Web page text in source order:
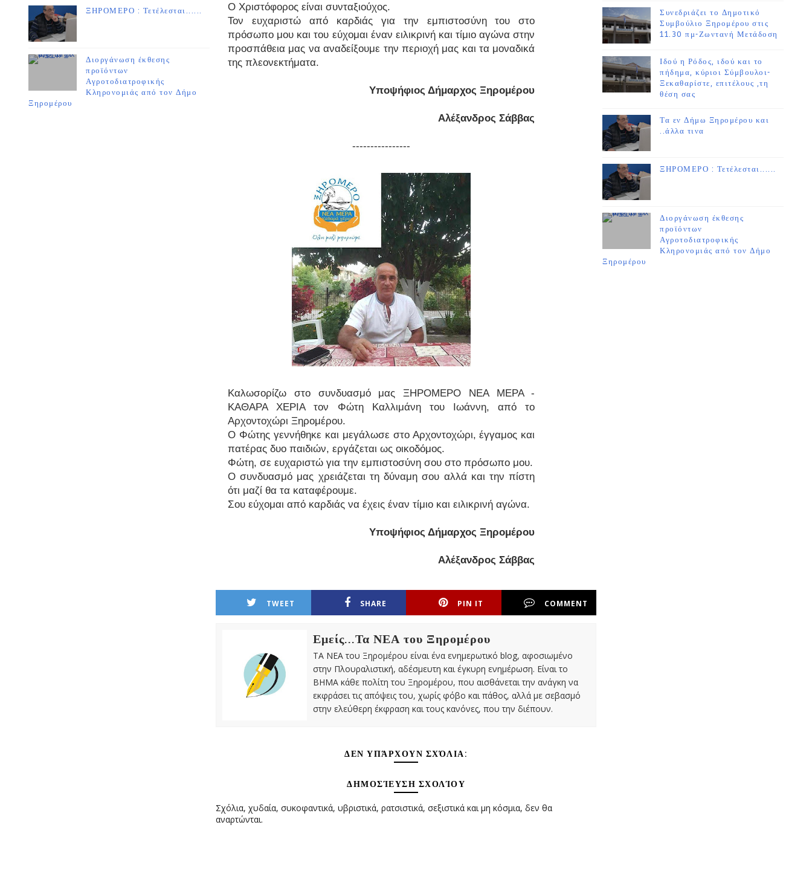
ΞΗΡΟΜΕΡΟ : Τετέλεσται......
Διοργάνωση έκθεσης
προϊόντων
Αγροτοδιατροφικής
Κληρονομιάς από τον Δήμο
Ξηρομέρου
Ο Χριστόφορος είναι συνταξιούχος.
Τον ευχαριστώ από καρδιάς για την εμπιστοσύνη του στο
πρόσωπο μου και του εύχομαι έναν ειλικρινή και τίμιο αγώνα στην
προσπάθεια μας να αναδείξουμε την περιοχή μας και τα μοναδικά
της πλεονεκτήματα.
Υποψήφιος Δήμαρχος Ξηρομέρου
Αλέξανδρος Σάββας
----------------
Καλωσορίζω στο συνδυασμό μας ΞΗΡΟΜΕΡΟ ΝΕΑ ΜΕΡΑ -
ΚΑΘΑΡΑ ΧΕΡΙΑ τον Φώτη Καλλιμάνη του Ιωάννη, από το
Αρχοντοχώρι Ξηρομέρου.
Ο Φώτης γεννήθηκε και μεγάλωσε στο Αρχοντοχώρι, έγγαμος και
πατέρας δυο παιδιών, εργάζεται ως οικοδόμος.
Φώτη, σε ευχαριστώ για την εμπιστοσύνη σου στο πρόσωπο μου.
Ο συνδυασμό μας χρειάζεται τη δύναμη σου αλλά και την πίστη
ότι μαζί θα τα καταφέρουμε.
Σου εύχομαι από καρδιάς να έχεις έναν τίμιο και ειλικρινή αγώνα.
Υποψήφιος Δήμαρχος Ξηρομέρου
Αλέξανδρος Σάββας
TWEET SHARE PIN IT COMMENT
Εμείς...Τα ΝΕΑ του Ξηρομέρου
ΤΑ ΝΕΑ του Ξηρομέρου είναι ένα ενημερωτικό blog, αφοσιωμένο
στην Πλουραλιστική, αδέσμευτη και έγκυρη ενημέρωση. Είναι το
ΒΗΜΑ κάθε πολίτη του Ξηρομέρου, που αισθάνεται την ανάγκη να
εκφράσει τις απόψεις του, χωρίς φόβο και πάθος, αλλά με σεβασμό
στην ελεύθερη έκφραση και τους κανόνες, που την διέπουν.
ΔΕΝ ΥΠΆΡΧΟΥΝ ΣΧΌΛΙΑ:
ΔΗΜΟΣΊΕΥΣΗ ΣΧΟΛΊΟΥ
Σχόλια, χυδαία, συκοφαντικά, υβριστικά, ρατσιστικά, σεξιστικά και μη κόσμια, δεν θα
αναρτώνται.
Συνεδριάζει το Δημοτικό
Συμβούλιο Ξηρομέρου στις
11.30 πμ-Ζωντανή Μετάδοση
Ιδού η Ρόδος, ιδού και το
πήδημα, κύριοι Σύμβουλοι-
Ξεκαθαρίστε, επιτέλους ,τη
θέση σας
Τα εν Δήμω Ξηρομέρου και
..άλλα τινα
ΞΗΡΟΜΕΡΟ : Τετέλεσται......
Διοργάνωση έκθεσης
προϊόντων
Αγροτοδιατροφικής
Κληρονομιάς από τον Δήμο
Ξηρομέρου